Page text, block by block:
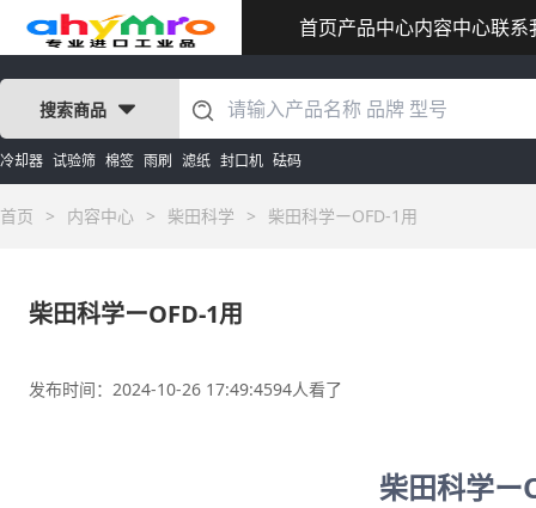
首页产品中心内容中心联系
搜索商品
冷却器 试验筛 棉签 雨刷 滤纸 封口机 砝码
首页 > 内容中心 > 柴田科学 > 柴田科学ーOFD-1用
柴田科学ーOFD-1用
发布时间：2024-10-26 17:49:4594人看了
柴田科学ー